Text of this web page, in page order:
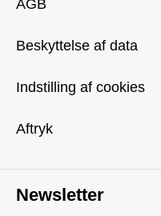
Newsletter
AGB
Beskyttelse af data
Indstilling af cookies
Aftryk